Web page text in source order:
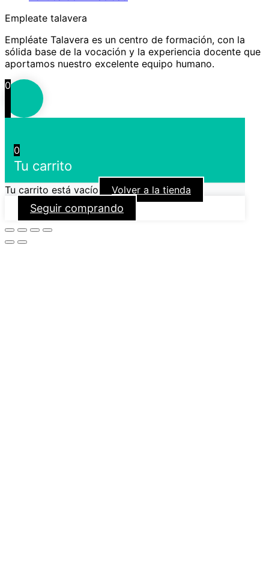
Empleate talavera
Empléate Talavera es un centro de formación, con la
sólida base de la vocación y la experiencia docente que
aportamos nuestro excelente equipo humano.
0
0
Tu carrito
Tu carrito está vacío Volver a la tienda
Seguir comprando